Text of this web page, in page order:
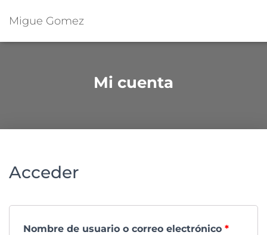
Migue Gomez
Mi cuenta
Acceder
Nombre de usuario o correo electrónico *